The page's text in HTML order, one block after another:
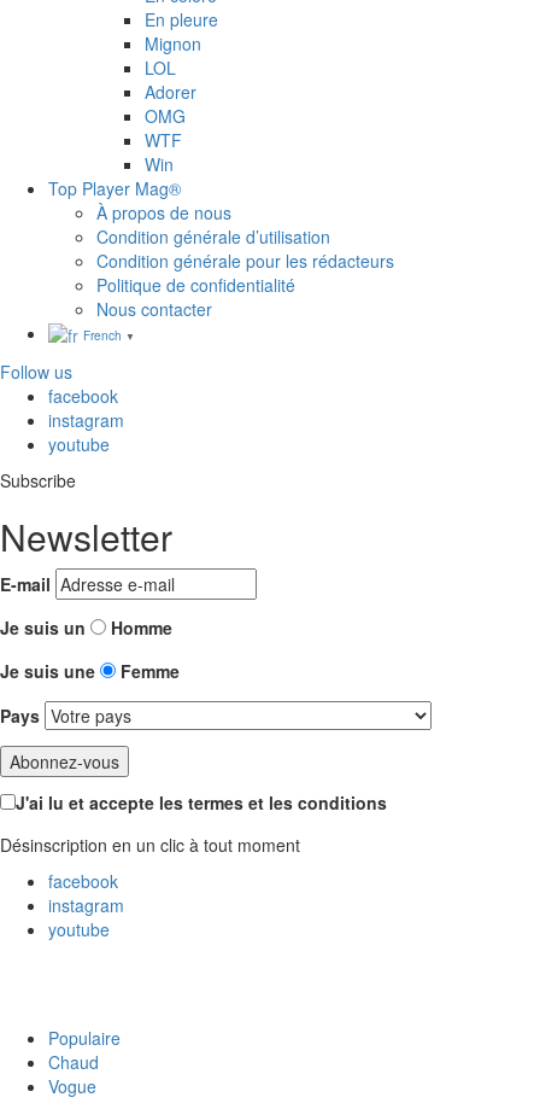
En pleure
Mignon
LOL
Adorer
OMG
WTF
Win
Top Player Mag®
À propos de nous
Condition générale d’utilisation
Condition générale pour les rédacteurs
Politique de confidentialité
Nous contacter
French ▼
Follow us
facebook
instagram
youtube
Subscribe
Newsletter
E-mail
Je suis un
Homme
Je suis une
Femme
Pays
J'ai lu et accepte les termes et les conditions
Désinscription en un clic à tout moment
facebook
instagram
youtube
Populaire
Chaud
Vogue